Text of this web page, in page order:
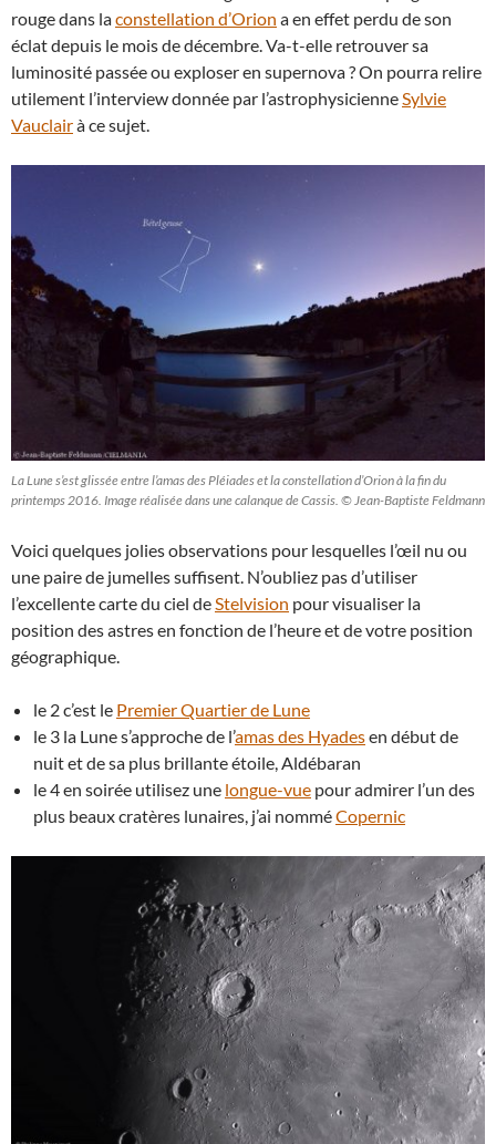
rouge dans laconstellation d’Orion a en effet perdu de son
éclat depuis le mois de décembre. Va-t-elle retrouver sa
luminosité passée ou exploser en supernova ? On pourra relire
utilement l’interview donnée par l’astrophysicienneSylvie
Vauclairà ce sujet.
La Lune s’est glissée entre l’amas des Pléiades et la constellation d’Orion à la fin du
printemps 2016. Image réalisée dans une calanque de Cassis. © Jean-Baptiste Feldmann
Voici quelques jolies observations pour lesquelles l’œil nu ou
une paire de jumelles suffisent. N’oubliez pas d’utiliser
l’excellente carte du ciel deStelvision pour visualiser la
position des astres en fonction de l’heure et de votre position
géographique.
le 2 c’est le Premier Quartier de Lune
le 3 la Lune s’approche de l’amas des Hyadesen début de
nuit et de sa plus brillante étoile, Aldébaran
le 4 en soirée utilisez une longue-vue pour admirer l’un des
plus beaux cratères lunaires, j’ai nomméCopernic